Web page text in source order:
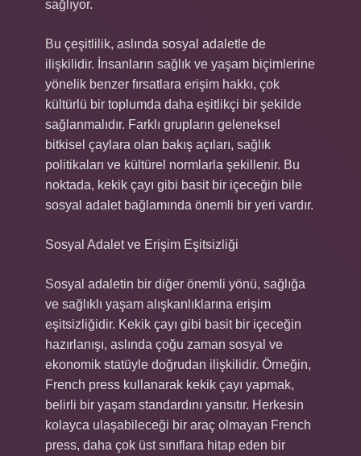
sağlıyor.
Bu çeşitlilik, aslında sosyal adaletle de
ilişkilidir. İnsanların sağlık ve yaşam biçimlerine
yönelik benzer fırsatlara erişim hakkı, çok
kültürlü bir toplumda daha eşitlikçi bir şekilde
sağlanmalıdır. Farklı grupların geleneksel
bitkisel çaylara olan bakış açıları, sağlık
politikaları ve kültürel normlarla şekillenir. Bu
noktada, kekik çayı gibi basit bir içeceğin bile
sosyal adalet bağlamında önemli bir yeri vardır.
Sosyal Adalet ve Erişim Eşitsizliği
Sosyal adaletin bir diğer önemli yönü, sağlığa
ve sağlıklı yaşam alışkanlıklarına erişim
eşitsizliğidir. Kekik çayı gibi basit bir içeceğin
hazırlanışı, aslında çoğu zaman sosyal ve
ekonomik statüyle doğrudan ilişkilidir. Örneğin,
French press kullanarak kekik çayı yapmak,
belirli bir yaşam standardını yansıtır. Herkesin
kolayca ulaşabileceği bir araç olmayan French
press, daha çok üst sınıflara hitap eden bir